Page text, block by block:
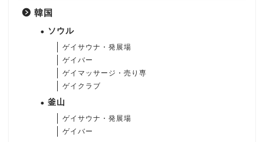
韓国
ソウル
ゲイサウナ・発展場
ゲイバー
ゲイマッサージ・売り専
ゲイクラブ
釜山
ゲイサウナ・発展場
ゲイバー